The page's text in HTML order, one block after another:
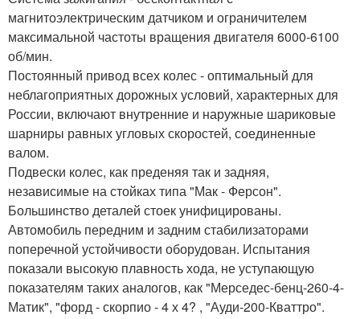
магнитоэлектрическим датчиком и ограничителем
максимальной частоты вращения двигателя 6000-6100
об/мин.
Постоянный привод всех колес - оптимальный для
неблагоприятных дорожных условий, характерных для
России, включают внутренние и наружные шариковые
шарниры равных угловых скоростей, соединенные
валом.
Подвески колес, как преденяя так и задняя,
независимые на стойках типа "Мак - Ферсон".
Большинство деталей стоек унифицированы.
Автомобиль передним и задним стабилизаторами
поперечной устойчивости оборудован. Испытания
показали высокую плавность хода, не уступающую
показателям таких аналогов, как "Мерседес-бенц-260-4-
Матик", "форд - скорпио - 4 х 4? , "Ауди-200-Кваттро".